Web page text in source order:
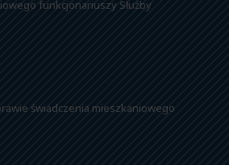
funkcjonariuszy Służby
świadczenia mieszkaniowego